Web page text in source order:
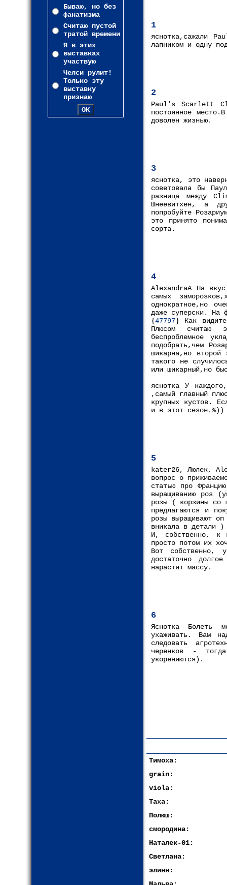
Бываю, но без
фанатизма
Считаю пустой
тратой времени
Я в этих
выставках
участвую
Челси рулит!
Только эту
выставку
признаю
1
яснотка,сажали
лапником и одну
2
Paul's Scarlett
постоянное
доволен жизнью.
3
яснотка, это
советовала бы
разница между
Шнеевитхен, а
попробуйте
это принято
сорта.
4
AlexandraA На
самых
однократное,но
даже суперски. На
{47797} Как
Плюсом считаю
беспроблемное
подобрать,чем
шикарна,но
такого не
или шикарный,но
яснотка У
,самый главный
крупных кустов.
и в этот сезон.%))
5
kater26, Люлек,
вопрос о
статью про
выращиванию роз
розы ( корзины со
предлагаются и
розы выращивают
вникала в детали )
И, собственно, к
просто потом их
Вот собственно,
достаточно
нарастят массу.
6
Яснотка Болеть
ухаживать. Вам
следовать
черенков -
укореняются).
Тимоха:
grain:
viola:
Таха:
Полюш:
смородина:
Наталек-01:
Светлана:
элинн: